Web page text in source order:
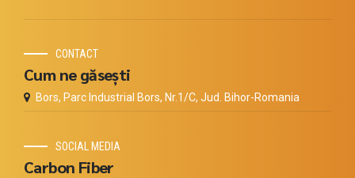
CONTACT
Cum ne găsești
Bors, Parc Industrial Bors, Nr.1/C, Jud. Bihor-Romania
SOCIAL MEDIA
Carbon Fiber